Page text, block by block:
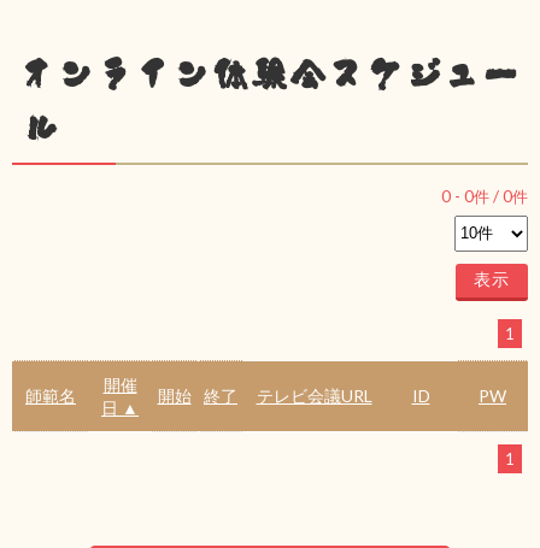
オンライン体験会スケジュー
ル
0 - 0件 /0件
1
師範名
開催
日 ▲
開始 終了 テレビ会議URL ID PW
1